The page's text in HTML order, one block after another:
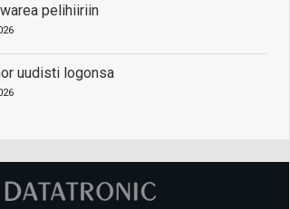
pelihiiriin
uudisti logonsa